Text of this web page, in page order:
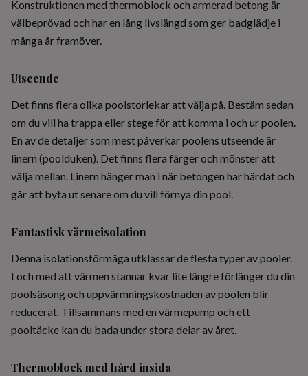
Konstruktionen med thermoblock och armerad betong är
välbeprövad och har en lång livslängd som ger badglädje i
många år framöver.
Utseende
Det finns flera olika poolstorlekar att välja på. Bestäm sedan
om du vill ha trappa eller stege för att komma i och ur poolen.
En av de detaljer som mest påverkar poolens utseende är
linern (poolduken). Det finns flera färger och mönster att
välja mellan. Linern hänger man i när betongen har härdat och
går att byta ut senare om du vill förnya din pool.
Fantastisk värmeisolation
Denna isolationsförmåga utklassar de flesta typer av pooler.
I och med att värmen stannar kvar lite längre förlänger du din
poolsäsong och uppvärmningskostnaden av poolen blir
reducerat. Tillsammans med en värmepump och ett
pooltäcke kan du bada under stora delar av året.
Thermoblock med hård insida